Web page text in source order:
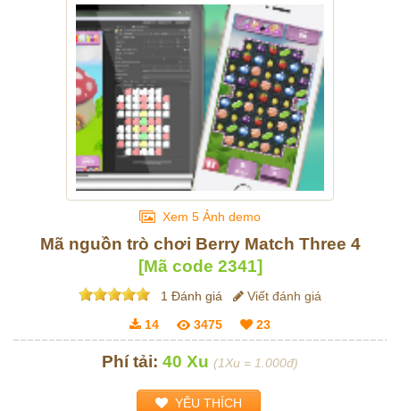
Xem 5 Ảnh demo
Mã nguồn trò chơi Berry Match Three 4
[Mã code 2341]
1 Đánh giá
Viết đánh giá
14
3475 23
Phí tải: 40 Xu (1Xu = 1.000đ)
YÊU THÍCH